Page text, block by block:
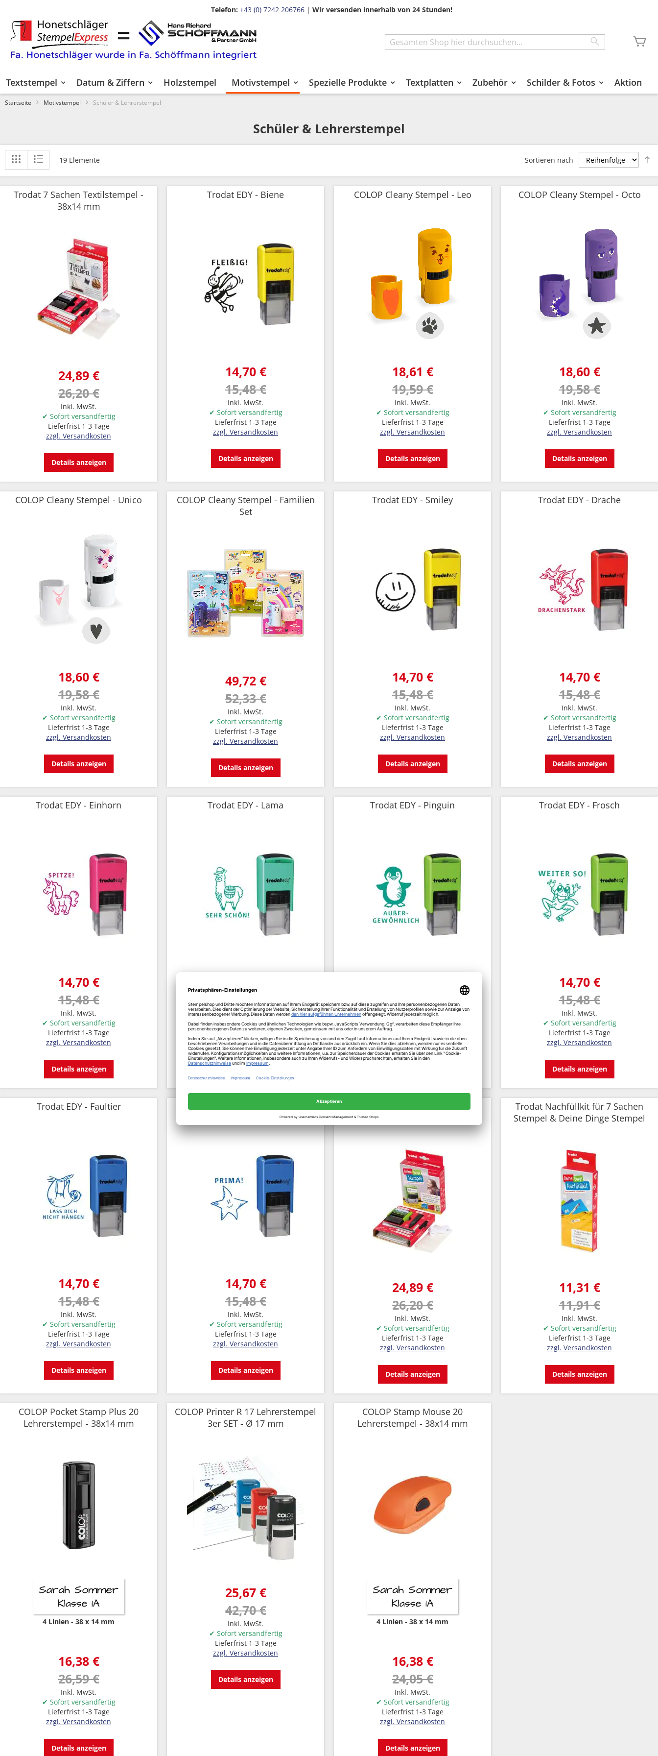
Telefon: +43 (0) 7242 206766| Wir versenden innerhalb von 24 Stunden!
Zum
Inhalt
springen
Textstempel Datum & Ziffern Holzstempel Motivstempel Spezielle Produkte Textplatten Zubehör Schilder & Fotos Aktion
Startseite Motivstempel Schüler & Lehrerstempel
Schüler & Lehrerstempel
Anzeigen
als
Liste 19 Elemente Sortieren nach
Trodat 7 Sachen Textilstempel -
38x14 mm
24,89 €
26,20 €
Inkl. MwSt.
✔ Sofort versandfertig
Lieferfrist 1-3 Tage
zzgl. Versandkosten
Details anzeigen
Trodat EDY - Biene
14,70 €
15,48 €
Inkl. MwSt.
✔ Sofort versandfertig
Lieferfrist 1-3 Tage
zzgl. Versandkosten
Details anzeigen
COLOP Cleany Stempel - Leo
18,61 €
19,59 €
Inkl. MwSt.
✔ Sofort versandfertig
Lieferfrist 1-3 Tage
zzgl. Versandkosten
Details anzeigen
COLOP Cleany Stempel - Octo
18,60 €
19,58 €
Inkl. MwSt.
✔ Sofort versandfertig
Lieferfrist 1-3 Tage
zzgl. Versandkosten
Details anzeigen
COLOP Cleany Stempel - Unico
18,60 €
19,58 €
Inkl. MwSt.
✔ Sofort versandfertig
Lieferfrist 1-3 Tage
zzgl. Versandkosten
Details anzeigen
COLOP Cleany Stempel - Familien
Set
49,72 €
52,33 €
Inkl. MwSt.
✔ Sofort versandfertig
Lieferfrist 1-3 Tage
zzgl. Versandkosten
Details anzeigen
Trodat EDY - Smiley
14,70 €
15,48 €
Inkl. MwSt.
✔ Sofort versandfertig
Lieferfrist 1-3 Tage
zzgl. Versandkosten
Details anzeigen
Trodat EDY - Drache
14,70 €
15,48 €
Inkl. MwSt.
✔ Sofort versandfertig
Lieferfrist 1-3 Tage
zzgl. Versandkosten
Details anzeigen
Trodat EDY - Einhorn
14,70 €
15,48 €
Inkl. MwSt.
✔ Sofort versandfertig
Lieferfrist 1-3 Tage
zzgl. Versandkosten
Details anzeigen
Trodat EDY - Lama
15,48 €
Inkl. MwSt.
✔ Sofort versandfertig
Lieferfrist 1-3 Tage
zzgl. Versandkosten
Details anzeigen
Trodat EDY - Pinguin
15,48 €
Inkl. MwSt.
✔ Sofort versandfertig
Lieferfrist 1-3 Tage
zzgl. Versandkosten
Trodat EDY - Frosch
14,70 €
15,48 €
Inkl. MwSt.
✔ Sofort versandfertig
Lieferfrist 1-3 Tage
zzgl. Versandkosten
Details anzeigen
Trodat EDY - Faultier
14,70 €
15,48 €
Inkl. MwSt.
✔ Sofort versandfertig
Lieferfrist 1-3 Tage
zzgl. Versandkosten
Details anzeigen
14,70 €
15,48 €
Inkl. MwSt.
✔ Sofort versandfertig
Lieferfrist 1-3 Tage
zzgl. Versandkosten
Details anzeigen
Trodat - Deine Dinge Stempel -
24,89 €
26,20 €
Inkl. MwSt.
✔ Sofort versandfertig
Lieferfrist 1-3 Tage
zzgl. Versandkosten
Details anzeigen
Trodat Nachfüllkit für 7 Sachen
Stempel & Deine Dinge Stempel
11,31 €
11,91 €
Inkl. MwSt.
✔ Sofort versandfertig
Lieferfrist 1-3 Tage
zzgl. Versandkosten
Details anzeigen
COLOP Pocket Stamp Plus 20
Lehrerstempel - 38x14 mm
4 Linien 38 x 14 mm
16,38 €
26,59 €
Inkl. MwSt.
✔ Sofort versandfertig
Lieferfrist 1-3 Tage
zzgl. Versandkosten
Details anzeigen
COLOP Printer R 17 Lehrerstempel
3er SET - Ø 17 mm
25,67 €
42,70 €
Inkl. MwSt.
✔ Sofort versandfertig
Lieferfrist 1-3 Tage
zzgl. Versandkosten
Details anzeigen
COLOP Stamp Mouse 20
Lehrerstempel - 38x14 mm
4 Linien 38 x 14 mm
16,38 €
24,05 €
Inkl. MwSt.
✔ Sofort versandfertig
Lieferfrist 1-3 Tage
zzgl. Versandkosten
Details anzeigen